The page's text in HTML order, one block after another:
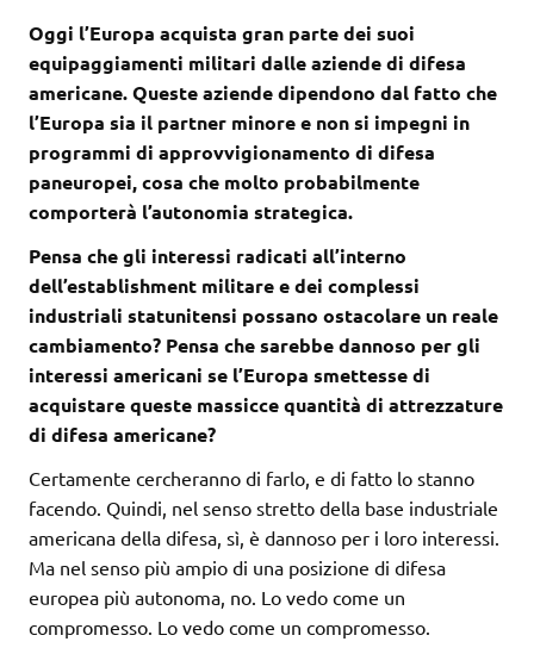
Oggi l’Europa acquista gran parte dei suoi
equipaggiamenti militari dalle aziende di difesa
americane. Queste aziende dipendono dal fatto che
l’Europa sia il partner minore e non si impegni in
programmi di approvvigionamento di difesa
paneuropei, cosa che molto probabilmente
comporterà l’autonomia strategica.
Pensa che gli interessi radicati all’interno
dell’establishment militare e dei complessi
industriali statunitensi possano ostacolare un reale
cambiamento? Pensa che sarebbe dannoso per gli
interessi americani se l’Europa smettesse di
acquistare queste massicce quantità di attrezzature
di difesa americane?
Certamente cercheranno di farlo, e di fatto lo stanno
facendo. Quindi, nel senso stretto della base industriale
americana della difesa, sì, è dannoso per i loro interessi.
Ma nel senso più ampio di una posizione di difesa
europea più autonoma, no. Lo vedo come un
compromesso. Lo vedo come un compromesso.